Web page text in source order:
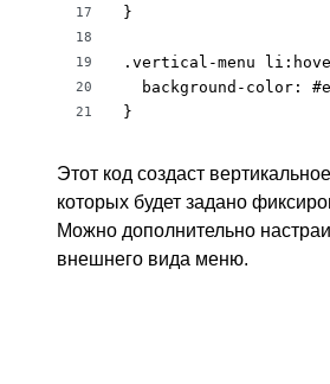
17
18
19
20
21
}
.vertical-menu
background-color:
}
Этот код создаст
которых будет задано
Можно дополнительно
внешнего вида меню.